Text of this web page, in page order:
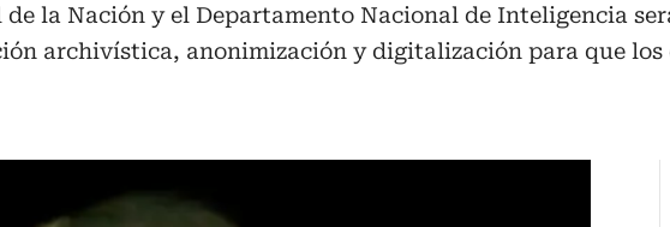
de la Nación y el Departamento Nacional de Inteligencia
archivística, anonimización y digitalización para que los